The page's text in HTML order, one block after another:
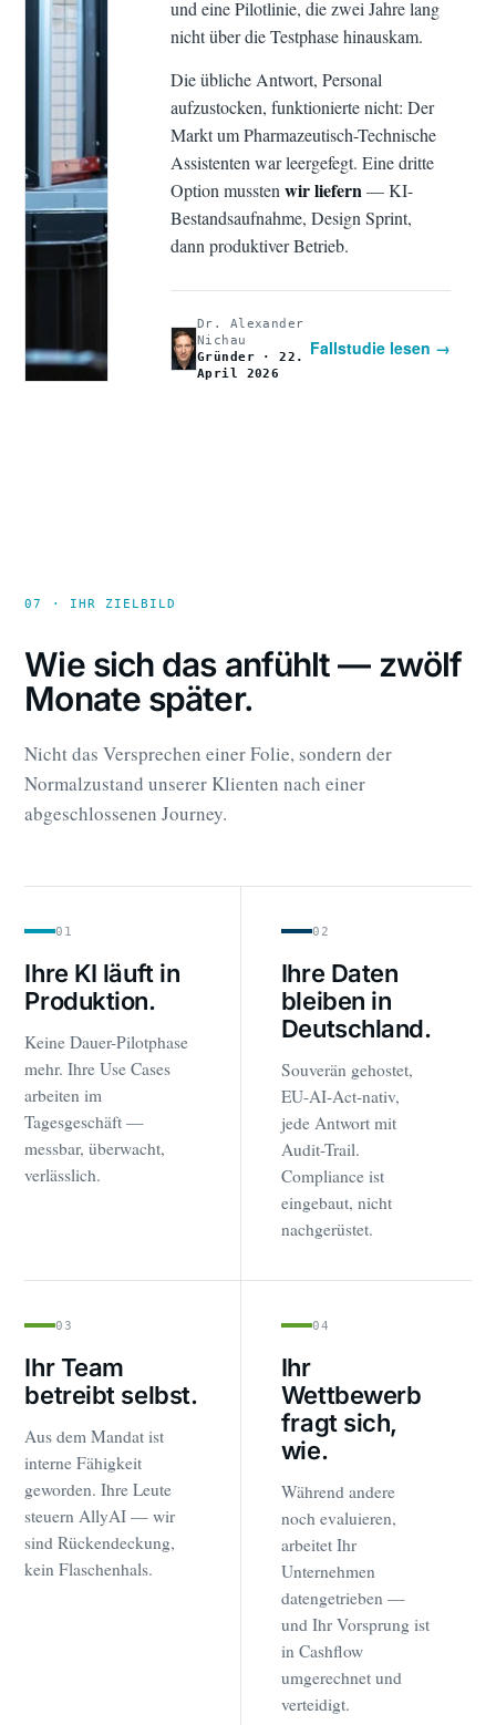
und eine Pilotlinie, die zwei Jahre lang
nicht über die Testphase hinauskam.
Die übliche Antwort, Personal
aufzustocken, funktionierte nicht: Der
Markt um Pharmazeutisch-Technische
Assistenten war leergefegt. Eine dritte
Option musstenwir liefern — KI-
Bestandsaufnahme, Design Sprint,
dann produktiver Betrieb.
Dr. Alexander
Nichau
Gründer · 22.
April 2026
Fallstudie lesen →
07 · IHR ZIELBILD
Wie sich das anfühlt — zwölf
Monate später.
Nicht das Versprechen einer Folie, sondern der
Normalzustand unserer Klienten nach einer
abgeschlossenen Journey.
01
Ihre KI läuft in
Produktion.
Keine Dauer-Pilotphase
mehr. Ihre Use Cases
arbeiten im
Tagesgeschäft —
messbar, überwacht,
verlässlich.
02
Ihre Daten
bleiben in
Deutschland.
Souverän gehostet,
EU-AI-Act-nativ,
jede Antwort mit
Audit-Trail.
Compliance ist
eingebaut, nicht
nachgerüstet.
03
Ihr Team
betreibt selbst.
Aus dem Mandat ist
interne Fähigkeit
geworden. Ihre Leute
steuern AllyAI — wir
sind Rückendeckung,
kein Flaschenhals.
04
Ihr
Wettbewerb
fragt sich,
wie.
Während andere
noch evaluieren,
arbeitet Ihr
Unternehmen
datengetrieben —
und Ihr Vorsprung ist
in Cashflow
umgerechnet und
verteidigt.